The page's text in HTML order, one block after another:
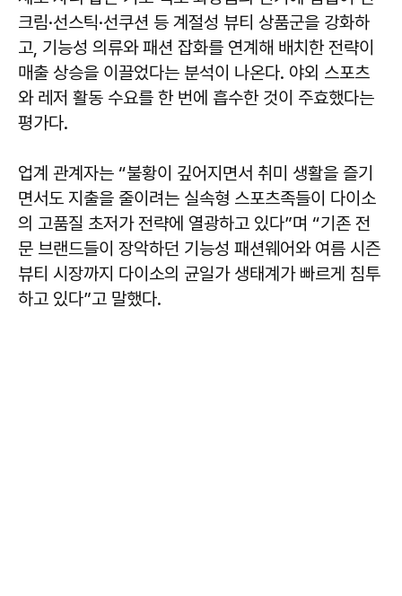
크림·선스틱·선쿠션 등 계절성 뷰티 상품군을 강화하
고, 기능성 의류와 패션 잡화를 연계해 배치한 전략이
매출 상승을 이끌었다는 분석이 나온다. 야외 스포츠
와 레저 활동 수요를 한 번에 흡수한 것이 주효했다는
평가다.
업계 관계자는 “불황이 깊어지면서 취미 생활을 즐기
면서도 지출을 줄이려는 실속형 스포츠족들이 다이소
의 고품질 초저가 전략에 열광하고 있다”며 “기존 전
문 브랜드들이 장악하던 기능성 패션웨어와 여름 시즌
뷰티 시장까지 다이소의 균일가 생태계가 빠르게 침투
하고 있다”고 말했다.